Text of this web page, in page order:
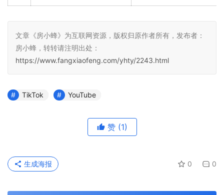
文章《房小蜂》为互联网资源，版权归原作者所有，发布者：
房小蜂，转转请注明出处：
https://www.fangxiaofeng.com/yhty/2243.html
TikTok YouTube
赞 (1)
0 0
生成海报